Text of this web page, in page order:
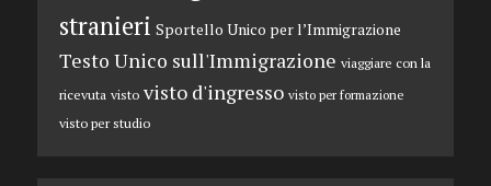
stranieri Sportello Unico per l’Immigrazione
Testo Unico sull'Immigrazione viaggiare con la
ricevuta visto visto d'ingresso visto per formazione
visto per studio